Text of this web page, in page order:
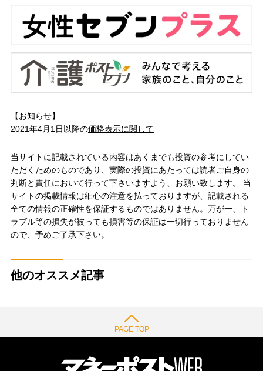
【お知らせ】
2021年4月1日以降の価格表示に関して
当サイトに記載されている内容はあくまでも投資の参考にしてい
ただくためのものであり、実際の投資にあたっては読者ご自身の
判断と責任において行って下さいますよう、お願い致します。 当
サイトの掲載情報は細心の注意を払っておりますが、記載される
全ての情報の正確性を保証するものではありません。万が一、ト
ラブル等の損失が被っても損害等の保証は一切行っておりません
ので、予めご了承下さい。
他のオススメ記事
PAGE TOP